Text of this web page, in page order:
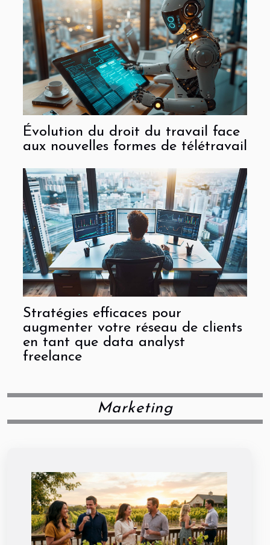
Évolution du droit du travail face
aux nouvelles formes de télétravail
Stratégies efficaces pour
augmenter votre réseau de clients
en tant que data analyst
freelance
Marketing